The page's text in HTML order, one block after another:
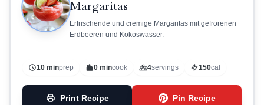
Margaritas
Erfrischende und cremige Margaritas mit gefrorenen
Erdbeeren und Kokoswasser.
10 minprep 0 mincook 4servings 150cal
Print Recipe Pin Recipe